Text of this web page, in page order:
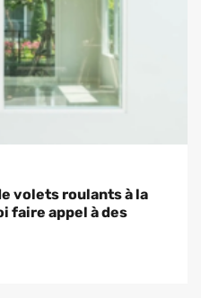
volets roulants à la
faire appel à des